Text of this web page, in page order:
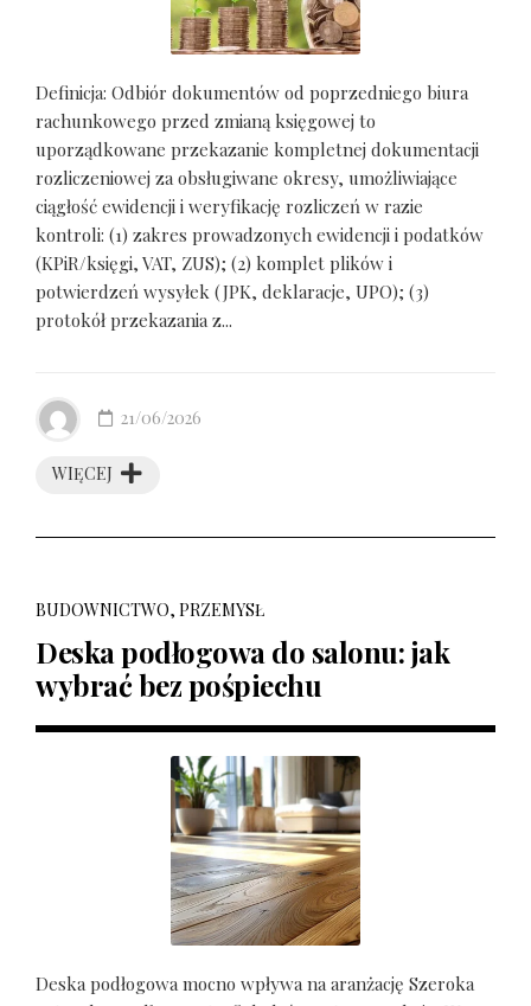
Definicja: Odbiór dokumentów od poprzedniego biura
rachunkowego przed zmianą księgowej to
uporządkowane przekazanie kompletnej dokumentacji
rozliczeniowej za obsługiwane okresy, umożliwiające
ciągłość ewidencji i weryfikację rozliczeń w razie
kontroli: (1) zakres prowadzonych ewidencji i podatków
(KPiR/księgi, VAT, ZUS); (2) komplet plików i
potwierdzeń wysyłek (JPK, deklaracje, UPO); (3)
protokół przekazania z...
WIĘCEJ
21/06/2026
BUDOWNICTWO, PRZEMYSŁ
Deska podłogowa do salonu: jak
wybrać bez pośpiechu
Deska podłogowa mocno wpływa na aranżację Szeroka